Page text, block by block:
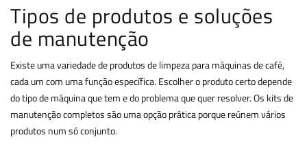
Tipos de produtos e soluções
de manutenção
Existe uma variedade de produtos de limpeza para máquinas de café,
cada um com uma função específica. Escolher o produto certo depende
do tipo de máquina que tem e do problema que quer resolver. Os kits de
manutenção completos são uma opção prática porque reúnem vários
produtos num só conjunto.